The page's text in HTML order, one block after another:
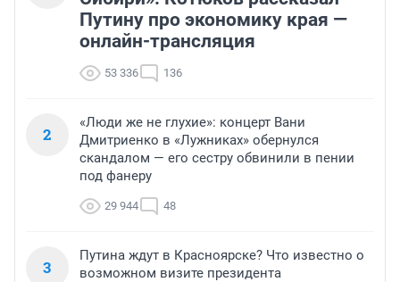
Путину про экономику края —
онлайн-трансляция
53 336 136
2
«Люди же не глухие»: концерт Вани
Дмитриенко в «Лужниках» обернулся
скандалом — его сестру обвинили в пении
под фанеру
29 944 48
3
Путина ждут в Красноярске? Что известно о
возможном визите президента